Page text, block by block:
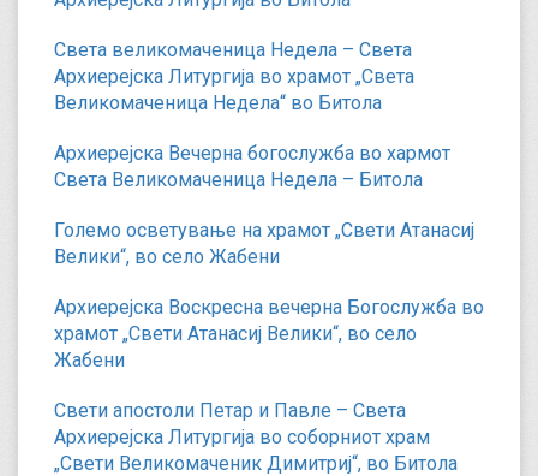
Света великомаченица Недела – Света
Архиерејска Литургија во храмот „Света
Великомаченица Недела“ во Битола
Архиерејска Вечерна богослужба во хармот
Света Великомаченица Недела – Битола
Големо осветување на храмот „Свети Атанасиј
Велики“, во село Жабени
Архиерејска Воскресна вечерна Богослужба во
храмот „Свети Атанасиј Велики“, во село
Жабени
Свети апостоли Петар и Павле – Света
Архиерејска Литургија во соборниот храм
„Свети Великомаченик Димитриј“, во Битола